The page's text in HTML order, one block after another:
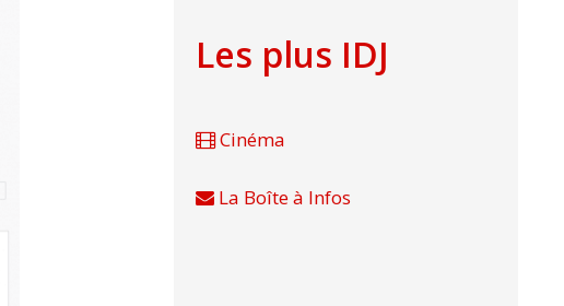
Les plus IDJ
Cinéma
La Boîte à Infos